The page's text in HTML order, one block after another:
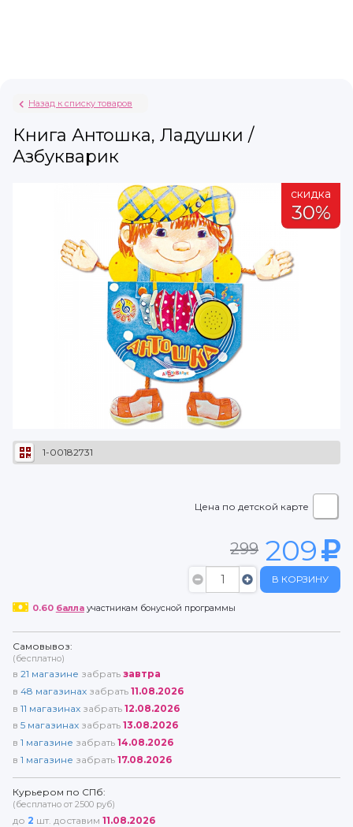
Назад к списку товаров
Книга Антошка, Ладушки /
Азбукварик
скидка
30%
1-00182731
Цена по детской карте
299 209
В КОРЗИНУ
0.60 баллаучастникам бонусной программы
Самовывоз:
(бесплатно)
в 21 магазине забрать завтра
в 48 магазинах забрать 11.08.2026
в 11 магазинах забрать 12.08.2026
в 5 магазинах забрать 13.08.2026
в 1 магазине забрать 14.08.2026
в 1 магазине забрать 17.08.2026
Курьером по СПб:
(бесплатно от 2500 руб)
до 2 шт. доставим 11.08.2026